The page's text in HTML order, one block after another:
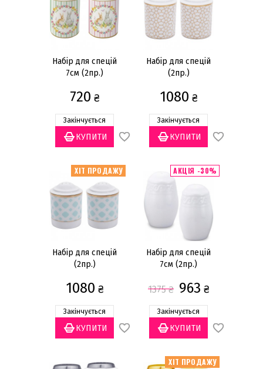
Кухлі та чашки
Набори посуду
Столові прилади
Тарілки
Блюда
Тарілки для закусок
Тарілки для пасти та сиру
Тарілки обідні
Тарілки салатні
Показати все
Ціна
—
Статус товару
Є в наявності
(9)
Немає в наявності
Набір для спецій
7см (2пр.)
720 ₴
Закінчується
Набір для спецій
(2пр.)
1080 ₴
Закінчується
ХІТ ПРОДАЖУ
Набір для спецій
(2пр.)
1080 ₴
Закінчується
АКЦІЯ -30%
Набір для спецій
7см (2пр.)
1375₴ 963 ₴
Закінчується
ХІТ ПРОДАЖУ